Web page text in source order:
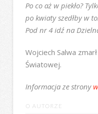
Po co aż w piekło?
po kwiaty szedłby w
Pod nr 4 idź na
Wojciech Salwa
Światowej.
Informacja ze strony
O AUTORZE